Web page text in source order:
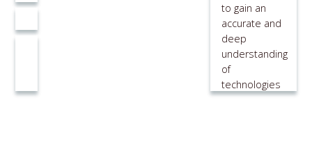
to gain an
accurate and
deep
understanding
of
technologies
and